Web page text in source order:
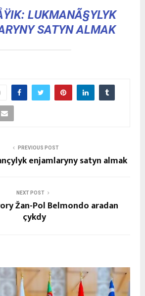
LUKMANÃ§YLYK
SATYN ALMAK
PREVIOUS POST
enjamlaryny satyn almak
NEXT POST
Žan-Pol Belmondo aradan
çykdy